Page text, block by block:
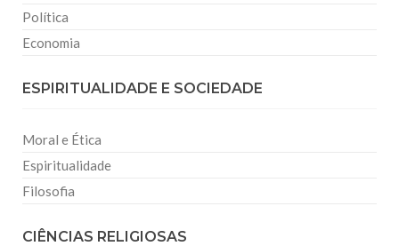
Política
Economia
ESPIRITUALIDADE E SOCIEDADE
Moral e Ética
Espiritualidade
Filosofia
CIÊNCIAS RELIGIOSAS